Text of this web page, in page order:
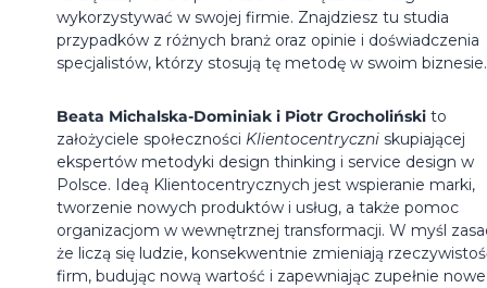
wykorzystywać w swojej firmie. Znajdziesz tu studia
przypadków z różnych branż oraz opinie i doświadczenia
specjalistów, którzy stosują tę metodę w swoim biznesie.
Beata Michalska-Dominiak i Piotr Grocholiński to
założyciele społeczności Klientocentryczni skupiającej
ekspertów metodyki design thinking i service design w
Polsce. Ideą Klientocentrycznych jest wspieranie marki,
tworzenie nowych produktów i usług, a także pomoc
organizacjom w wewnętrznej transformacji. W myśl
że liczą się ludzie, konsekwentnie zmieniają
firm, budując nową wartość i zapewniając zupełnie nowe